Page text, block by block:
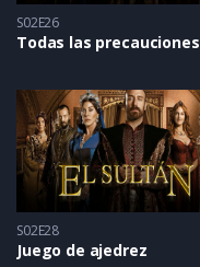
S02E26
Todas las precauciones
S02E28
Juego de ajedrez